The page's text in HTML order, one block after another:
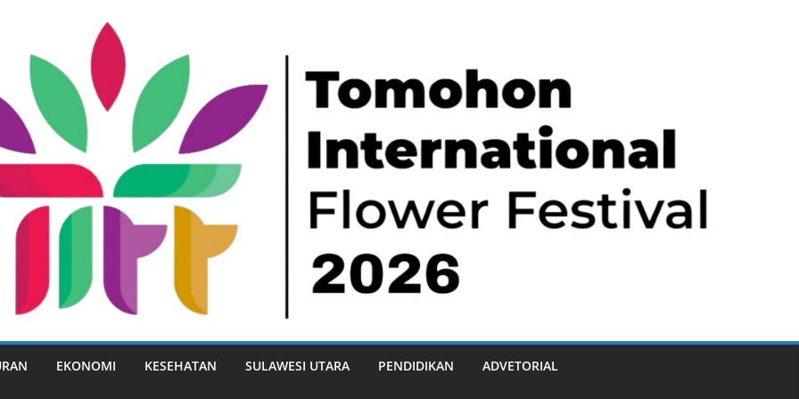
EKONOMI KESEHATAN SULAWESI UTARA PENDIDIKAN ADVETORIAL